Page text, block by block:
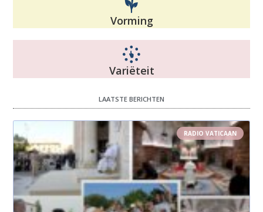
Vorming
Variëteit
LAATSTE BERICHTEN
RADIO VATICAAN